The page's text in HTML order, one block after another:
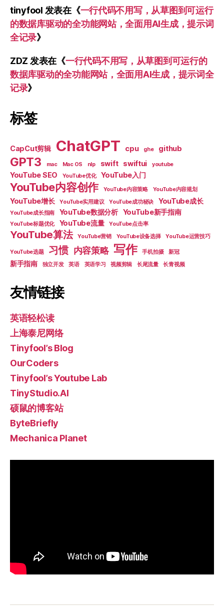
tinyfool 发表在《一行代码不用写，从草图到可运行
的数据库驱动的全功能网站，全面用AI生成，提示词
全记录》
ZDZ 发表在《一行代码不用写，从草图到可运行的
数据库驱动的全功能网站，全面用AI生成，提示词全
记录》
标签
CapCut剪辑 ChatGPT cpu ghe github
GPT3 mac Mac OS nlp swift swiftui youtube
YouTube SEO YouTube优化 YouTube入门
YouTube内容创作 YouTube内容策略 YouTube内容规划
YouTube增长 YouTube实用建议 YouTube成功秘诀 YouTube成长
YouTube成长指南 YouTube数据分析 YouTube新手指南
YouTube标题优化 YouTube流量 YouTube点击率
YouTube算法 YouTube营销 YouTube设备选择 YouTube运营技巧
YouTube选题 习惯 内容策略 写作 手机拍摄 新冠
新手指南 独立开发 英语 英语学习 视频剪辑 长尾流量 长青视频
友情链接
英语轻松读
上海泰尼网络
Tinyfool’s Blog
OurCoders
Tinyfool’s Youtube Lab
TinyStudio.AI
硕鼠的博客站
ByteBriefly
Mechanica Planet